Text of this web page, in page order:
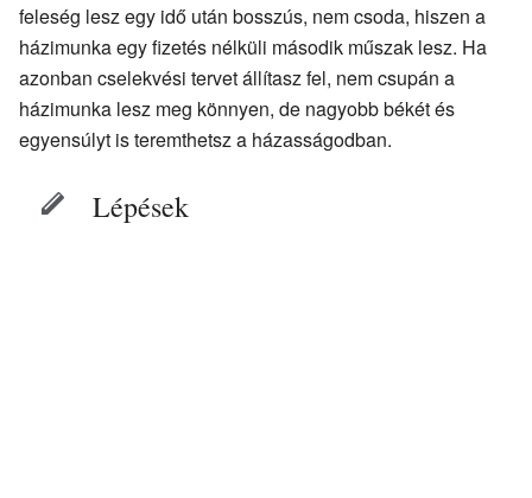
feleség lesz egy idő után bosszús, nem csoda, hiszen a
házimunka egy fizetés nélküli második műszak lesz. Ha
azonban cselekvési tervet állítasz fel, nem csupán a
házimunka lesz meg könnyen, de nagyobb békét és
egyensúlyt is teremthetsz a házasságodban.
Lépések